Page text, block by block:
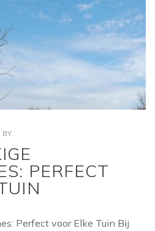
BY
PERFECT
Perfect voor Elke Tuin Bij